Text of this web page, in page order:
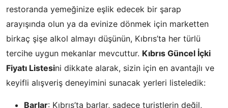
restoranda yemeğinize eşlik edecek bir şarap
arayışında olun ya da evinize dönmek için marketten
birkaç şişe alkol almayı düşünün, Kıbrıs’ta her türlü
tercihe uygun mekanlar mevcuttur. Kıbrıs Güncel İçki
Fiyatı Listesini dikkate alarak, sizin için en avantajlı ve
keyifli alışveriş deneyimini sunacak yerleri listeledik:
Barlar: Kıbrıs’ta barlar, sadece turistlerin değil,